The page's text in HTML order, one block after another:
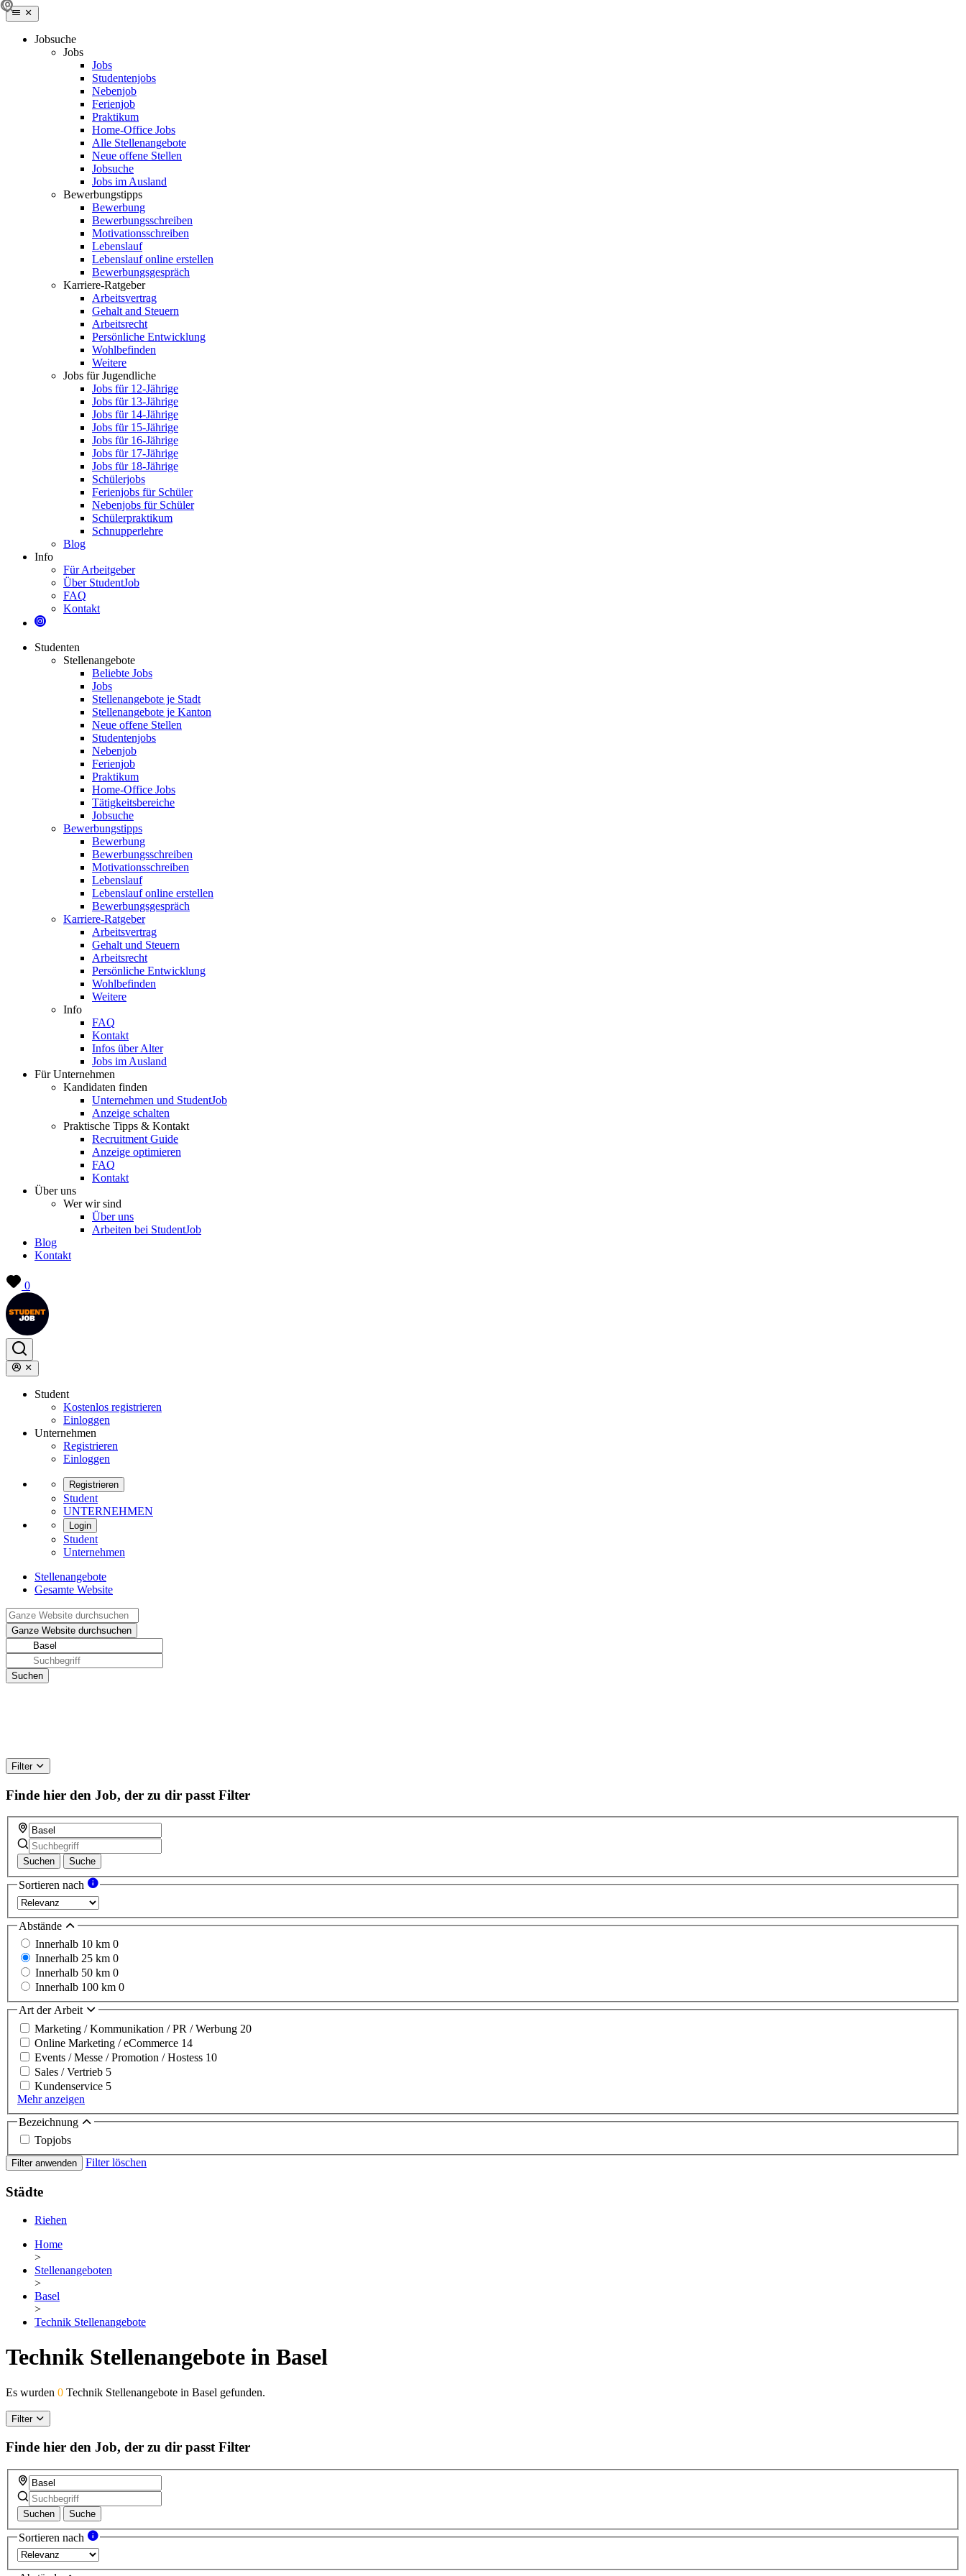
Jobsuche
Jobs
Jobs
Studentenjobs
Nebenjob
Ferienjob
Praktikum
Home-Office Jobs
Alle Stellenangebote
Neue offene Stellen
Jobsuche
Jobs im Ausland
Bewerbungstipps
Bewerbung
Bewerbungsschreiben
Motivationsschreiben
Lebenslauf
Lebenslauf online erstellen
Bewerbungsgespräch
Karriere-Ratgeber
Arbeitsvertrag
Gehalt and Steuern
Arbeitsrecht
Persönliche Entwicklung
Wohlbefinden
Weitere
Jobs für Jugendliche
Jobs für 12-Jährige
Jobs für 13-Jährige
Jobs für 14-Jährige
Jobs für 15-Jährige
Jobs für 16-Jährige
Jobs für 17-Jährige
Jobs für 18-Jährige
Schülerjobs
Ferienjobs für Schüler
Nebenjobs für Schüler
Schülerpraktikum
Schnupperlehre
Blog
Info
Für Arbeitgeber
Über StudentJob
FAQ
Kontakt
Studenten
Stellenangebote
Beliebte Jobs
Jobs
Stellenangebote je Stadt
Stellenangebote je Kanton
Neue offene Stellen
Studentenjobs
Nebenjob
Ferienjob
Praktikum
Home-Office Jobs
Tätigkeitsbereiche
Jobsuche
Bewerbungstipps
Bewerbung
Bewerbungsschreiben
Motivationsschreiben
Lebenslauf
Lebenslauf online erstellen
Bewerbungsgespräch
Karriere-Ratgeber
Arbeitsvertrag
Gehalt und Steuern
Arbeitsrecht
Persönliche Entwicklung
Wohlbefinden
Weitere
Info
FAQ
Kontakt
Infos über Alter
Jobs im Ausland
Für Unternehmen
Kandidaten finden
Unternehmen und StudentJob
Anzeige schalten
Praktische Tipps & Kontakt
Recruitment Guide
Anzeige optimieren
FAQ
Kontakt
Über uns
Wer wir sind
Über uns
Arbeiten bei StudentJob
Blog
Kontakt
0
Student
Kostenlos registrieren
Einloggen
Unternehmen
Registrieren
Einloggen
Registrieren
Student
UNTERNEHMEN
Login
Student
Unternehmen
Stellenangebote
Gesamte Website
Filter
Finde hier den Job, der zu dir passt Filter
Suchen Suche
Sortieren nach
Abstände
Innerhalb 10 km 0
Innerhalb 25 km 0
Innerhalb 50 km 0
Innerhalb 100 km 0
Art der Arbeit
Marketing / Kommunikation / PR / Werbung 20
Online Marketing / eCommerce 14
Events / Messe / Promotion / Hostess 10
Sales / Vertrieb 5
Kundenservice 5
Mehr anzeigen
Bezeichnung
Topjobs
Filter anwenden Filter löschen
Städte
Riehen
Home
>
Stellenangeboten
>
Basel
>
Technik Stellenangebote
Technik Stellenangebote in Basel
Es wurden 0 Technik Stellenangebote in Basel gefunden.
Filter
Finde hier den Job, der zu dir passt Filter
Suchen Suche
Sortieren nach